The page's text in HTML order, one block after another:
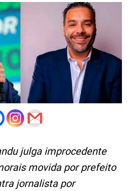
julga improcedente
movida por prefeito
jornalista por